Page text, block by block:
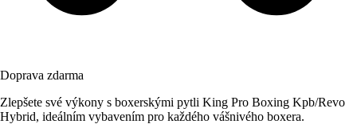
Doprava zdarma
Zlepšete své výkony s boxerskými pytli King Pro Boxing Kpb/Revo
Hybrid, ideálním vybavením pro každého vášnivého boxera.